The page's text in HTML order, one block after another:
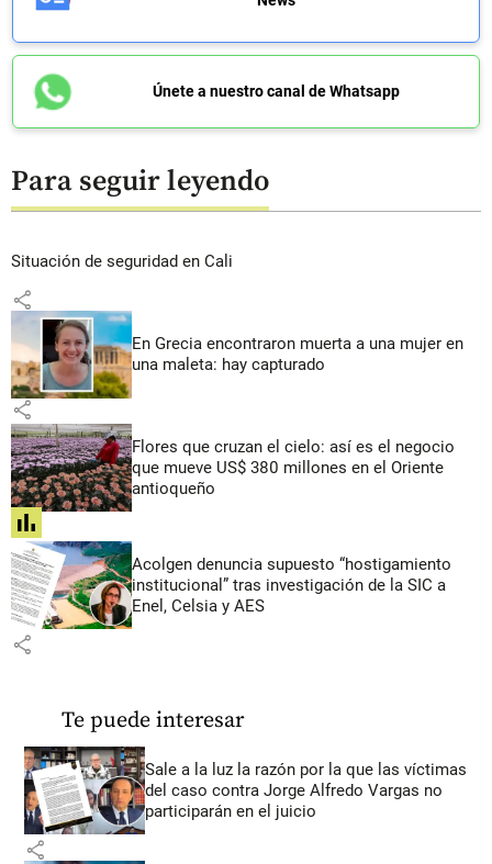
Únete a nuestro canal de Whatsapp
Para seguir leyendo
Situación de seguridad en Cali
share
En Grecia encontraron muerta a una mujer en
una maleta: hay capturado
share
Flores que cruzan el cielo: así es el negocio
que mueve US$ 380 millones en el Oriente
antioqueño
share
Acolgen denuncia supuesto “hostigamiento
institucional” tras investigación de la SIC a
Enel, Celsia y AES
share
Te puede interesar
Sale a la luz la razón por la que las víctimas
del caso contra Jorge Alfredo Vargas no
participarán en el juicio
share